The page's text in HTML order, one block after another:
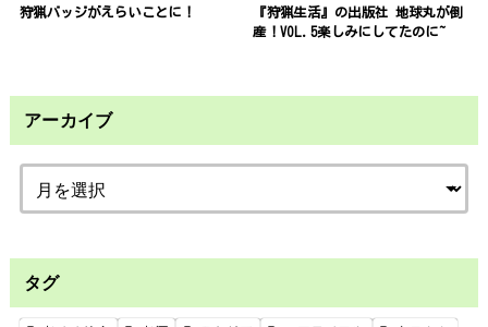
狩猟バッジがえらいことに！
『狩猟生活』の出版社 地球丸が倒
産！VOL.5楽しみにしてたのに~
アーカイブ
タグ